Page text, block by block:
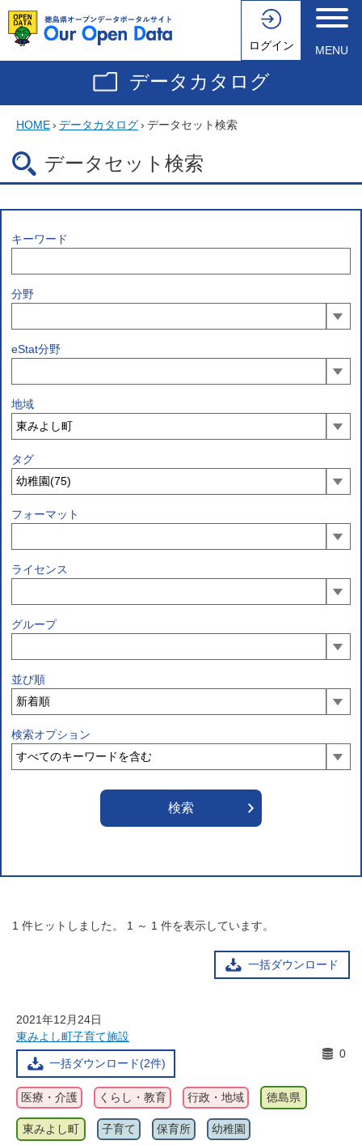
ログイン MENU
データカタログ
HOME› データカタログ› データセット検索
データセット検索
キーワード
分野
eStat分野
地域
タグ
フォーマット
ライセンス
グループ
並び順
検索オプション
1 件ヒットしました。 1 ～ 1 件を表示しています。
一括ダウンロード
2021年12月24日
東みよし町子育て施設
一括ダウンロード(2件)
0
医療・介護 くらし・教育 行政・地域 徳島県
東みよし町 子育て 保育所 幼稚園